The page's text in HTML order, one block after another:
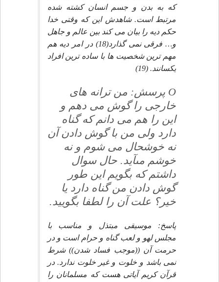
كه به بدن و جسم انسان كشته شده
مرتبط است. شاهدش اين كه وقتى خدا
حكم ديه را بيان مى كند بين عالم و جاهل
و… فرقى نمى گذارد(18) در امر ديه هم
مهم ترين شخصيت ها با ساده ترين افراد
يكسانند. (19)
O پرسش: من ترانه هاى
خارجى را گوش مى دهم و
اين را هم مى دانم كه گناه
دارد ولى من با گوش دادن آن
نه خوشحال مى شوم و نه
خوشم مىآيد. حال سوال
داشتم كه بگويم اين طور
گوش دادن من گناه دارد يا
خير؟ علت آن را لطفا بگوييد.
پاسخ: موسيقى مبتذل و مناسب با
مجلس لهو و لعب گناه و حرام است و در
حرمت آن ((موجب فساد شدن)) شرط
نمى باشد و خلوت و غير خلوت ندارد. در
قرآن كريم آياتى هست كه مسلمانان را